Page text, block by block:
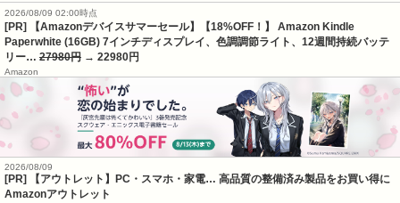
2026/08/09 02:00時点
[PR] 【Amazonデバイスサマーセール】【18%OFF！】 Amazon Kindle
Paperwhite (16GB) 7インチディスプレイ、色調調節ライト、12週間持続バッテ
リー… 27980円 → 22980円
Amazon
2026/08/09
[PR] 【アウトレット】PC・スマホ・家電… 高品質の整備済み製品をお買い得に
Amazonアウトレット